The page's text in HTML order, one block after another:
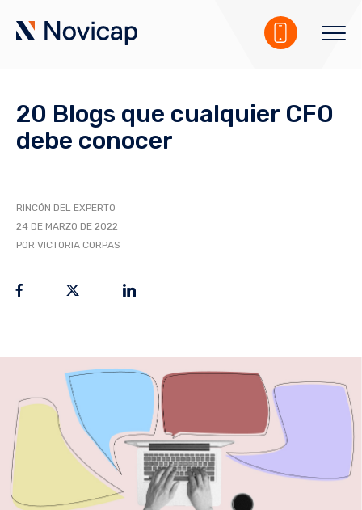
20 Blogs que cualquier CFO
debe conocer
RINCÓN DEL EXPERTO
24 DE MARZO DE 2022
POR VICTORIA CORPAS